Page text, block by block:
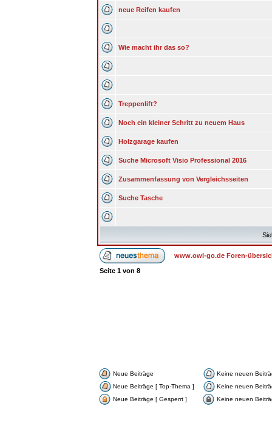
neue Reifen kaufen
Wie macht ihr das so?
Treppenlift?
Noch ein kleiner Schritt zu neuem Haus
Holzgarage kaufen
Suche Microsoft Visio Professional 2016
Zusammenfassung von Vergleichsseiten
Suche Tasche
www.owl-go.de Foren-
Seite 1 von 8
Neue Beiträge
Keine neuen
Neue Beiträge [ Top-Thema ]
Keine neuen
Neue Beiträge [ Gesperrt ]
Keine neuen